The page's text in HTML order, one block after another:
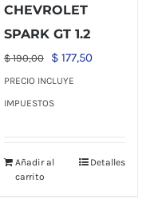
CHEVROLET
SPARK GT 1.2
$190,00
El
precio
original
$ 177,50El
PRECIO INCLUYE
IMPUESTOS
Añadir al
carrito
Detalles